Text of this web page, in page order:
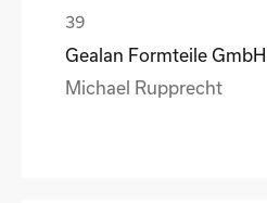
Gealan Formteile GmbH
Michael Rupprecht